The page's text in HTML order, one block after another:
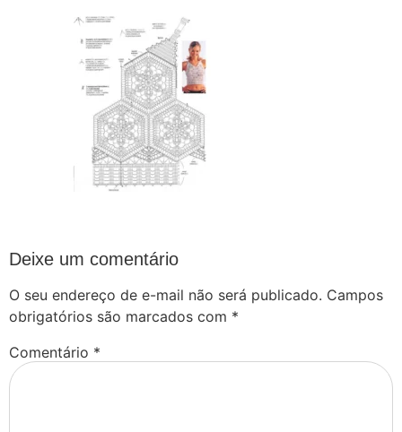
Deixe um comentário
O seu endereço de e-mail não será publicado. Campos
obrigatórios são marcados com *
Comentário *